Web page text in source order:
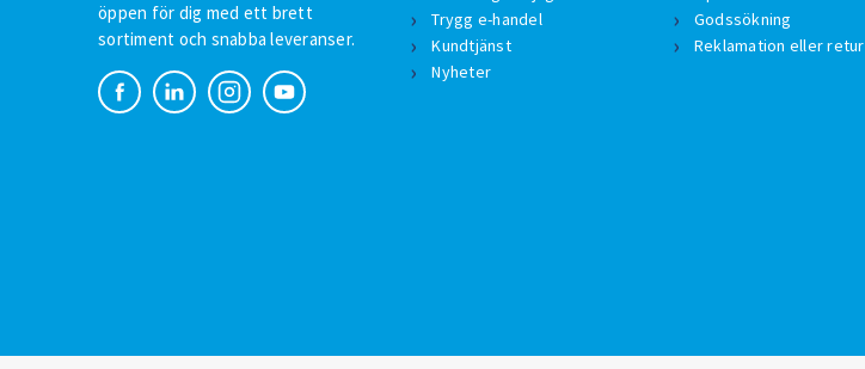
öppen för dig med ett brett
sortiment och snabba leveranser.
Trygg e-handel
Kundtjänst
Nyheter
Godssökning
Reklamation eller retur